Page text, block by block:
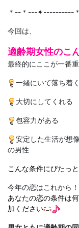
＊--＊---✦----------
今回 は、
適齢期女性のこ
最終的にここが一番
一緒にいて落ち着く
大切にしてくれる
包容力がある
安定した生活が想
の男性
こんな条件にぴたっ
今年の恋はこれから！
あなたの恋の条件は
加ください